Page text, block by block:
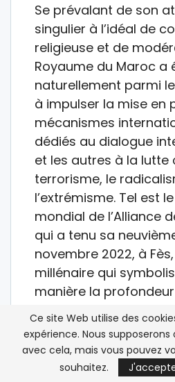
Se prévalant de son
singulier à l’idéal de
religieuse et de
Royaume du Maroc a
naturellement parmi
à impulser la mise en
mécanismes
dédiés au dialogue
et les autres à la lutte
terrorisme, le
l’extrémisme. Tel est
mondial de l’Alliance
qui a tenu sa
novembre 2022, à
millénaire qui
manière la
notre civilisation et la
religieuse qui lui est
Nous avons toujours
Ce site Web utilise des
expérience. Nous
avec cela, mais vous pouvez
souhaitez.